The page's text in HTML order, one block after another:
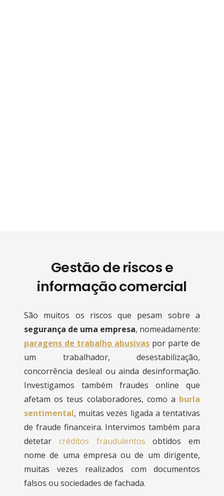
Gestão de riscos e
informação comercial
São muitos os riscos que pesam sobre a
segurança de uma empresa, nomeadamente:
paragens de trabalho abusivas por parte de
um trabalhador, desestabilização,
concorrência desleal ou ainda desinformação.
Investigamos também fraudes online que
afetam os teus colaboradores, como a burla
sentimental, muitas vezes ligada a tentativas
de fraude financeira. Intervimos também para
detetar créditos fraudulentos obtidos em
nome de uma empresa ou de um dirigente,
muitas vezes realizados com documentos
falsos ou sociedades de fachada.